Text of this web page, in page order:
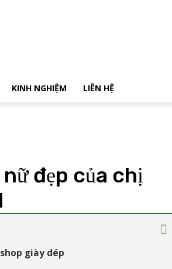
KINH NGHIỆM LIÊN HỆ
đẹp của chị
giày dép